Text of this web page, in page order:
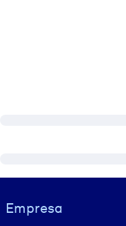
Visually hidden Text
Empresa